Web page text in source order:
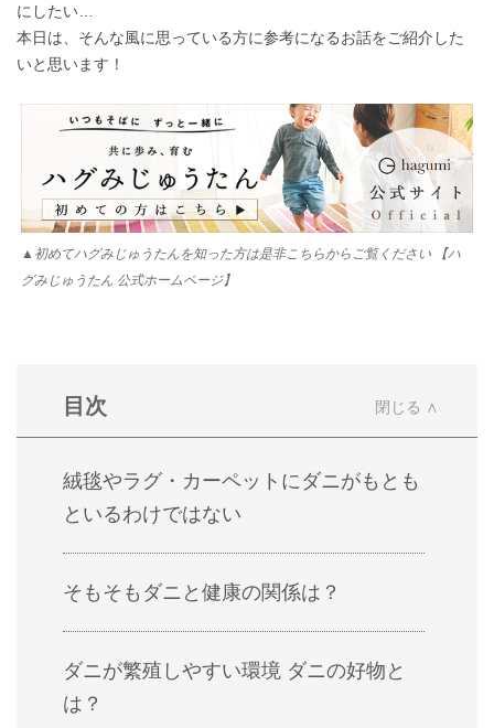
にしたい…
本日は、そんな風に思っている方に参考になるお話をご紹介した
いと思います！
▲初めてハグみじゅうたんを知った方は是非こちらからご覧ください 【ハ
グみじゅうたん 公式ホームページ】
目次
絨毯やラグ・カーペットにダニがもとも
といるわけではない
そもそもダニと健康の関係は？
ダニが繁殖しやすい環境 ダニの好物と
は？